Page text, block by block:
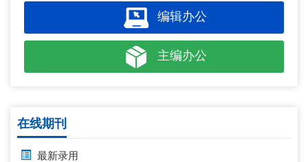
编辑办公
主编办公
在线期刊
最新录用